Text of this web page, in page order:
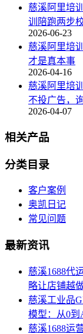
慈溪阿里培
训陪跑两步
2026-06-23
慈溪阿里培
才是真本事
2026-04-16
慈溪阿里培
不投广告，
2026-04-07
相关产品
分类目录
客户案例
奥凯日记
常见问题
最新资讯
慈溪1688代
略让店铺越
慈溪工业品
模型：从0
慈溪1688运